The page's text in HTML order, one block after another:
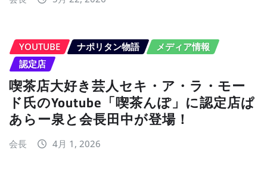
YOUTUBE ナポリタン物語
メディア情報
認定店
喫茶店大好き芸人セキ・ア・ラ・モー
ド氏のYoutube「喫茶んぽ」に認定店ぱ
あらー泉と会長田中が登場！
会長 4月 1, 2026